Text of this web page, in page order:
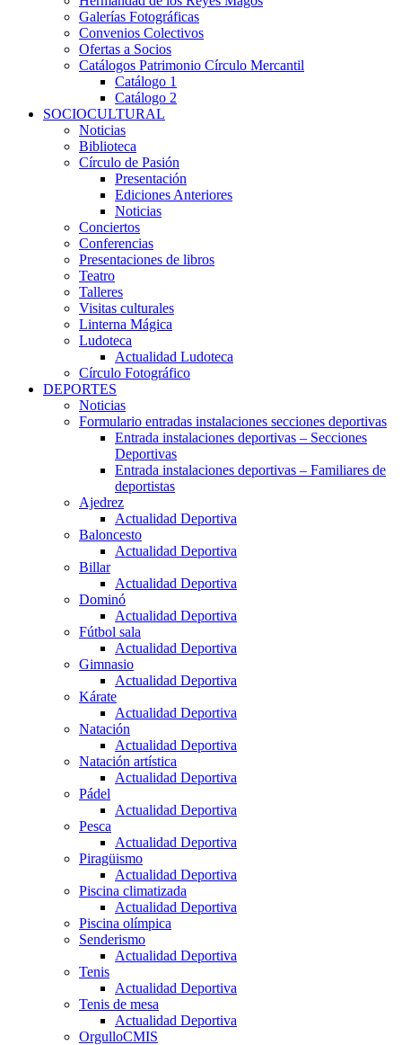
Galerías Fotográficas
Convenios Colectivos
Ofertas a Socios
Catálogos Patrimonio Círculo Mercantil
Catálogo 1
Catálogo 2
SOCIOCULTURAL
Noticias
Biblioteca
Círculo de Pasión
Presentación
Ediciones Anteriores
Noticias
Conciertos
Conferencias
Presentaciones de libros
Teatro
Talleres
Visitas culturales
Linterna Mágica
Ludoteca
Actualidad Ludoteca
Círculo Fotográfico
DEPORTES
Noticias
Formulario entradas instalaciones secciones deportivas
Entrada instalaciones deportivas – Secciones
Deportivas
Entrada instalaciones deportivas – Familiares de
deportistas
Ajedrez
Actualidad Deportiva
Baloncesto
Actualidad Deportiva
Billar
Actualidad Deportiva
Dominó
Actualidad Deportiva
Fútbol sala
Actualidad Deportiva
Gimnasio
Actualidad Deportiva
Kárate
Actualidad Deportiva
Natación
Actualidad Deportiva
Natación artística
Actualidad Deportiva
Pádel
Actualidad Deportiva
Pesca
Actualidad Deportiva
Piragüismo
Actualidad Deportiva
Piscina climatizada
Actualidad Deportiva
Piscina olímpica
Senderismo
Actualidad Deportiva
Tenis
Actualidad Deportiva
Tenis de mesa
Actualidad Deportiva
OrgulloCMIS